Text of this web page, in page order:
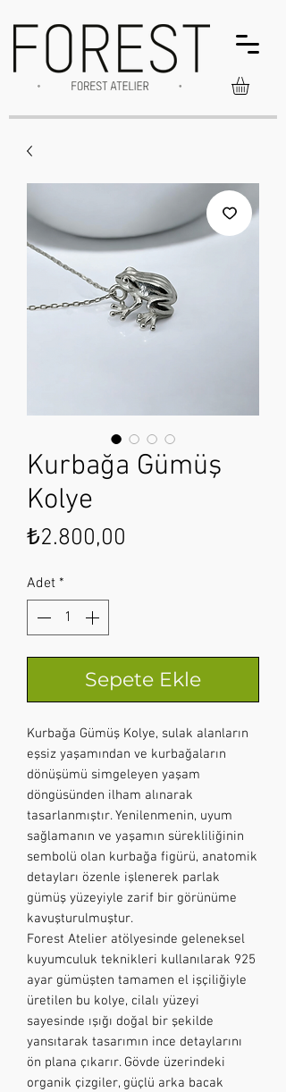
Kurbağa Gümüş
Kolye
₺2.800,00
Adet *
Sepete Ekle
Kurbağa Gümüş Kolye, sulak alanların
eşsiz yaşamından ve kurbağaların
dönüşümü simgeleyen yaşam
döngüsünden ilham alınarak
tasarlanmıştır. Yenilenmenin, uyum
sağlamanın ve yaşamın sürekliliğinin
sembolü olan kurbağa figürü, anatomik
detayları özenle işlenerek parlak
gümüş yüzeyiyle zarif bir görünüme
kavuşturulmuştur.
Forest Atelier atölyesinde geleneksel
kuyumculuk teknikleri kullanılarak 925
ayar gümüşten tamamen el işçiliğiyle
üretilen bu kolye, cilalı yüzeyi
sayesinde ışığı doğal bir şekilde
yansıtarak tasarımın ince detaylarını
ön plana çıkarır. Gövde üzerindeki
organik çizgiler, güçlü arka bacak